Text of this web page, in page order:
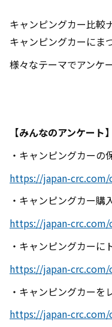
キャンピングカー比較
キャンピングカーにま
様々なテーマでアンケ
【みんなのアンケート
・キャンピングカーの
https://japan-
・キャンピングカー購
https://japan-
・キャンピングカーに
https://japan-
・キャンピングカーを
https://japan-